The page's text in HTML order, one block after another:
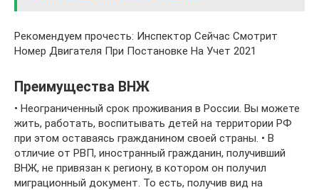
Рекомендуем прочесть: Инспектор Сейчас Смотрит
Номер Двигателя При Постановке На Учет 2021
Преимущества ВНЖ
• Неограниченный срок проживания в России. Вы можете
жить, работать, воспитывать детей на территории РФ
при этом оставаясь гражданином своей страны. • В
отличие от РВП, иностранный гражданин, получивший
ВНЖ, не привязан к региону, в котором он получил
миграционный документ. То есть, получив вид на